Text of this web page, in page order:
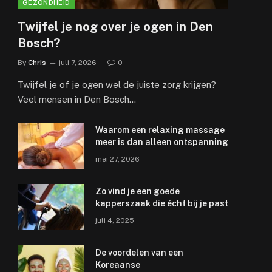
GEZONDHEID
Twijfel je nog over je ogen in Den
Bosch?
By Chris juli 7, 2026 0
Twijfel je of je ogen wel de juiste zorg krijgen?
Veel mensen in Den Bosch…
Waarom een relaxing massage
meer is dan alleen ontspanning
mei 27, 2026
Zo vind je een goede
kapperszaak die écht bij je past
juli 4, 2025
De voordelen van een
Koreaanse